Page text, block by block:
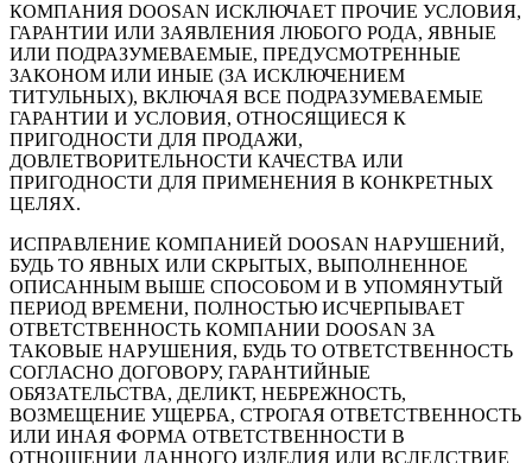
КОМПАНИЯ DOOSAN ИСКЛЮЧАЕТ ПРОЧИЕ УСЛОВИЯ,
ГАРАНТИИ ИЛИ ЗАЯВЛЕНИЯ ЛЮБОГО РОДА, ЯВНЫЕ
ИЛИ ПОДРАЗУМЕВАЕМЫЕ, ПРЕДУСМОТРЕННЫЕ
ЗАКОНОМ ИЛИ ИНЫЕ (ЗА ИСКЛЮЧЕНИЕМ
ТИТУЛЬНЫХ), ВКЛЮЧАЯ ВСЕ ПОДРАЗУМЕВАЕМЫЕ
ГАРАНТИИ И УСЛОВИЯ, ОТНОСЯЩИЕСЯ К
ПРИГОДНОСТИ ДЛЯ ПРОДАЖИ,
ДОВЛЕТВОРИТЕЛЬНОСТИ КАЧЕСТВА ИЛИ
ПРИГОДНОСТИ ДЛЯ ПРИМЕНЕНИЯ В КОНКРЕТНЫХ
ЦЕЛЯХ.
ИСПРАВЛЕНИЕ КОМПАНИЕЙ DOOSAN НАРУШЕНИЙ,
БУДЬ ТО ЯВНЫХ ИЛИ СКРЫТЫХ, ВЫПОЛНЕННОЕ
ОПИСАННЫМ ВЫШЕ СПОСОБОМ И В УПОМЯНУТЫЙ
ПЕРИОД ВРЕМЕНИ, ПОЛНОСТЬЮ ИСЧЕРПЫВАЕТ
ОТВЕТСТВЕННОСТЬ КОМПАНИИ DOOSAN ЗА
ТАКОВЫЕ НАРУШЕНИЯ, БУДЬ ТО ОТВЕТСТВЕННОСТЬ
СОГЛАСНО ДОГОВОРУ, ГАРАНТИЙНЫЕ
ОБЯЗАТЕЛЬСТВА, ДЕЛИКТ, НЕБРЕЖНОСТЬ,
ВОЗМЕЩЕНИЕ УЩЕРБА, СТРОГАЯ ОТВЕТСТВЕННОСТЬ
ИЛИ ИНАЯ ФОРМА ОТВЕТСТВЕННОСТИ В
ОТНОШЕНИИ ДАННОГО ИЗДЕЛИЯ ИЛИ ВСЛЕДСТВИЕ